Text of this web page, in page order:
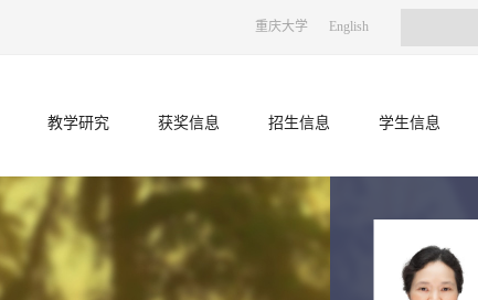
重庆大学 English
教学研究 获奖信息 招生信息 学生信息